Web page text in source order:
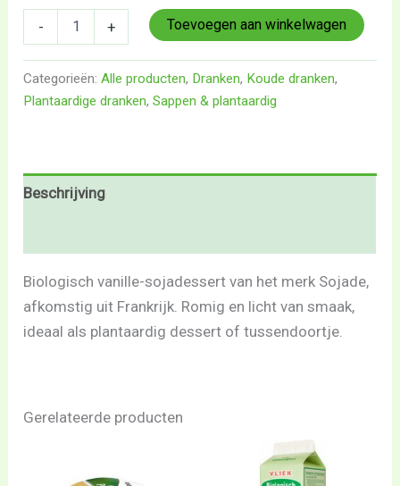
- + Toevoegen aan winkelwagen
Categorieën:Alle producten, Dranken, Koude dranken,
Plantaardige dranken,Sappen & plantaardig
Beschrijving
Biologisch vanille-sojadessert van het merk Sojade,
afkomstig uit Frankrijk. Romig en licht van smaak,
ideaal als plantaardig dessert of tussendoortje.
Gerelateerde producten